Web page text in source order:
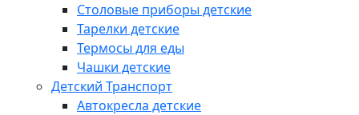
Столовые приборы детские
Тарелки детские
Термосы для еды
Чашки детские
Детский Транспорт
Автокресла детские